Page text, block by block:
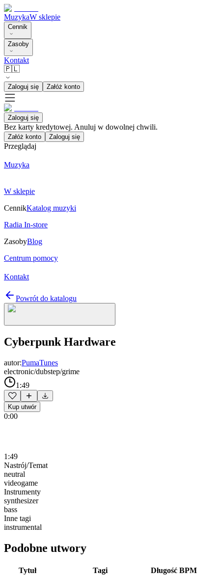
MuzykaW sklepie
Cennik
Zasoby
Kontakt
🇵🇱
Zaloguj się Załóż konto
Zaloguj się
Bez karty kredytowej. Anuluj w dowolnej chwili.
Załóż konto Zaloguj się
Przeglądaj
Muzyka
W sklepie
CennikKatalog muzyki
Radia In-store
ZasobyBlog
Centrum pomocy
Kontakt
Powrót do katalogu
Cyberpunk Hardware
autor:PumaTunes
electronic/dubstep/grime
1:49
Kup utwór
0:00
1:49
Nastrój/Temat
neutral
videogame
Instrumenty
synthesizer
bass
Inne tagi
instrumental
Podobne utwory
Tytuł Tagi Długość BPM